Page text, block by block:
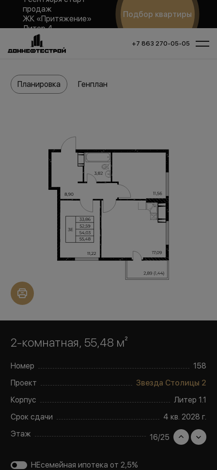
продаж
ЖК «Притяжение»
Литер 4
Подбор квартиры
+7 863 270-05-05
2-комнатная, 55,48 м²
Номер
158
Проект
Звезда Столицы 2
Корпус
Литер 1.1
Срок сдачи
4 кв. 2028 г.
Этаж
16/25
НЕсемейная ипотека от 2,5%
Планировка Генплан